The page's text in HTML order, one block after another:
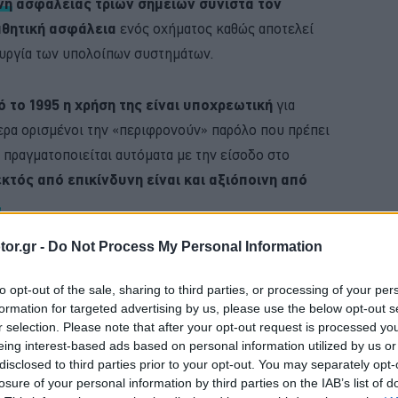
- Do Not Process My Personal Information
opt-out of the sale, sharing to third parties, or processing of your
for targeted advertising by us, please use the below opt-out
selection. Please note that after your opt-out request is processed
interest-based ads based on personal information utilized by us
to third parties prior to your opt-out. You may separately
of your personal information by third parties on the IAB’s list of
ασφάλεια ενός οχήματος καθώς αποτελεί
των υπολοίπων συστημάτων.
το 1995 η χρήση της είναι υποχρεωτική για
ορισμένοι την «περιφρονούν» παρόλο που πρέπει
αυτόματα με την είσοδο στο
από επικίνδυνη είναι και αξιόποινη από
ΑΥΤΟΚΙΝΗΤΟ ΜΕ 0,9% ΕΠΙΤΟΚΙΟ
ΚΑΥΣΑΕΡΙΩΝ; ΚΛΕΙΣΕ ΡΑΝΤΕΒΟΥ
ΑΠΟ 16.450 ΕΥΡΩ